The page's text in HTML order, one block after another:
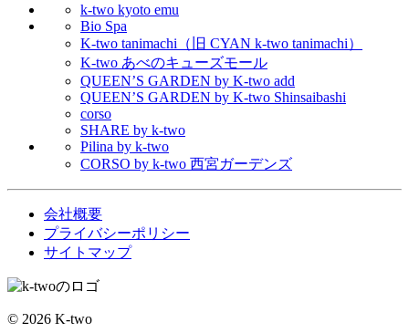
k-two kyoto emu
Bio Spa
K-two tanimachi（旧 CYAN k-two tanimachi）
K-two あべのキューズモール
QUEEN’S GARDEN by K-two add
QUEEN’S GARDEN by K-two Shinsaibashi
corso
SHARE by k-two
Pilina by k-two
CORSO by k-two 西宮ガーデンズ
会社概要
プライバシーポリシー
サイトマップ
© 2026 K-two